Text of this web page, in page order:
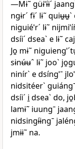
—Mɨ˜ güɨˈɨ́ɨˊ
ngɨrˊ fɨˊ lɨ˜ quiʉ̱ʉ̱ˋ
niguiéˈrˊ lɨ˜
dsíiˊ dseaˋ e lɨ˜
Jo̱ mɨ˜
sɨnʉ́ʉˆ lɨ˜ jooˋ
ninírˋ e dsíngˈˉ
nidsitéerˋ guiángˉ
dsíiˊ i̱ dseaˋ do,
lamɨ˜ iuungˉ
nidsingɨ́ɨngˉ
jmɨɨ˜ na.